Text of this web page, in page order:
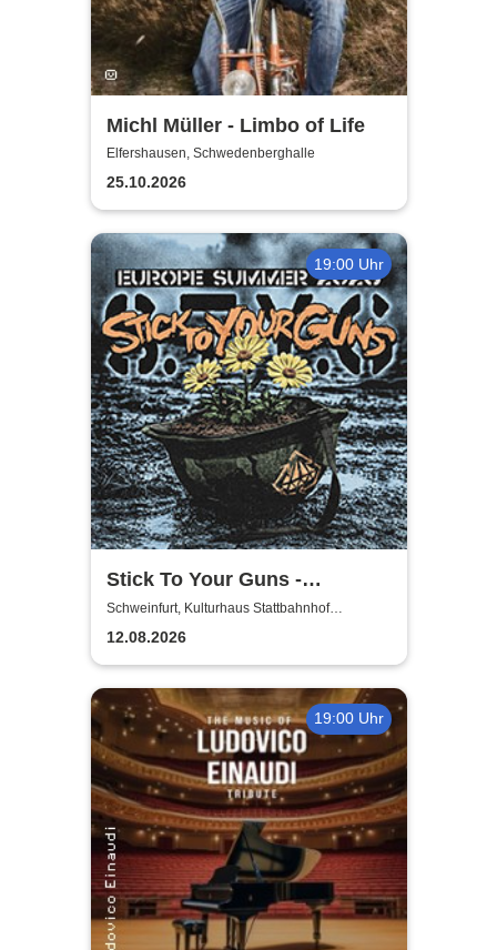
Michl Müller - Limbo of Life
Elfershausen, Schwedenberghalle
25.10.2026
19:00 Uhr
Stick To Your Guns -
European Summer 2026
Schweinfurt, Kulturhaus Stattbahnhof
Schweinfurt
12.08.2026
19:00 Uhr